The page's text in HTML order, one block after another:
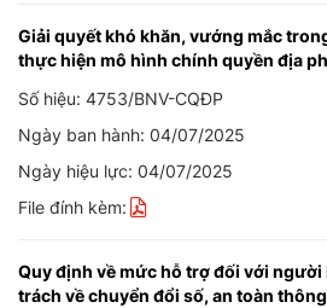
Giải quyết khó khăn, vướng mắc
thực hiện mô hình chính quyền địa
Số hiệu: 4753/BNV-CQĐP
Ngày ban hành: 04/07/2025
Ngày hiệu lực: 04/07/2025
File đính kèm:
Quy định về mức hỗ trợ đối với người
trách về chuyển đổi số, an toàn